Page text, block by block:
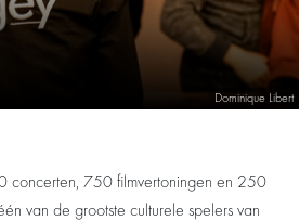
Dominique Libert
concerten, 750 filmvertoningen en 250
van de grootste culturele spelers van